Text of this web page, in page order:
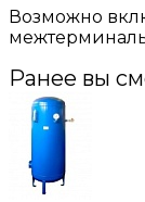
Возможно
Ранее вы